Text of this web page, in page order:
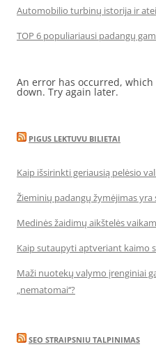
Automobilio turbinų istorija ir
TOP 6 populiariausi padangų
An error has occurred,
down. Try again later.
PIGUS LEKTUVU BILIETAI
Kaip išsirinkti geriausią pelėsio
Žieminių padangų žymėjimas
Medinės žaidimų aikštelės
Kaip sutaupyti aptveriant kaimo
Maži nuotekų valymo įrenginiai
„nematomai‘‘?
SEO STRAIPSNIU TALPINIMAS